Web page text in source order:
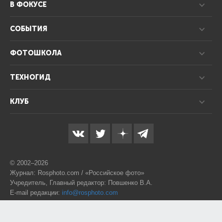
В ФОКУСЕ
СОБЫТИЯ
ФОТОШКОЛА
ТЕХНОГИД
КЛУБ
© 2002–2026
Журнал: Rosphoto.com / «Российское фото»
Учредитель, Главный редактор: Повшенко В.А.
E-mail редакции: info@rosphoto.com